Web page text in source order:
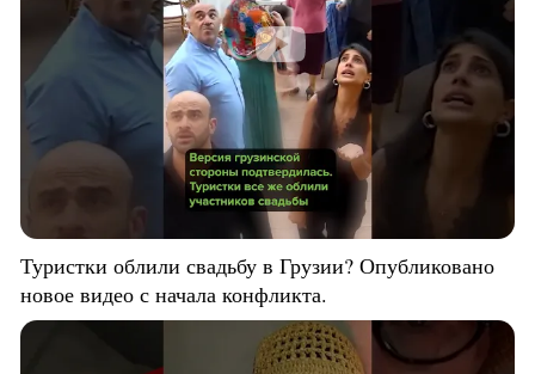
Туристки облили свадьбу в Грузии? Опубликовано
новое видео с начала конфликта.